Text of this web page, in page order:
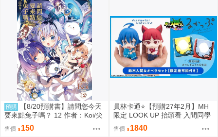
預購
【8/20預購書】請問您今天
要來點兔子嗎？ 12 作者：Koi/尖
端漫畫/Avi書店
售價 150
員林卡通⭐️【預購27年2月】MH
限定 LOOK UP 抬頭看 入間同學
入魔了！鈴木入間 歐佩拉 套組附
特典 0813
售價 1840